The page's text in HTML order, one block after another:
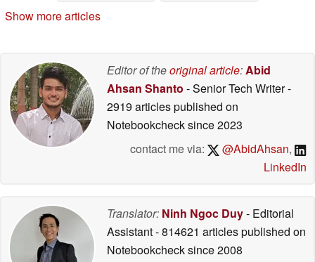
Show more articles
Editor of theoriginal article:Abid
Ahsan Shanto - Senior Tech Writer-
2919 articles published on
Notebookchecksince 2023
contact me via:
@AbidAhsan,
LinkedIn
Translator: Ninh Ngoc Duy- Editorial
Assistant- 814621 articles published on
Notebookchecksince 2008